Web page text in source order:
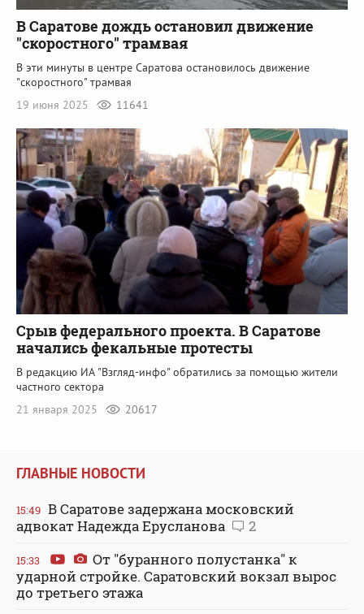
В Саратове дождь остановил движение
"скоростного" трамвая
В эти минуты в центре Саратова остановилось движение
"скоростного" трамвая
19 июня 2025
11641
Срыв федерального проекта. В Саратове
начались фекальные протесты
В редакцию ИА "Взгляд-инфо" обратились за помощью жители
частного сектора
21 января 2025
20617
ГЛАВНЫЕ НОВОСТИ
15:49 В Саратове задержана московский
адвокат Надежда Ерусланова
2
15:33
От "буранного полустанка" к
ударной стройке. Саратовский вокзал вырос
до третьего этажа